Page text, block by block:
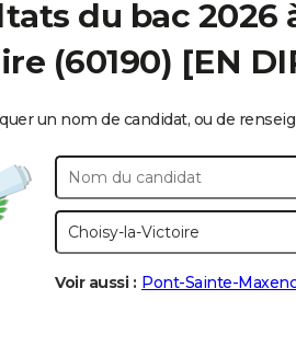
du bac 2026
(60190) [EN
un nom de candidat, ou de
Voir aussi : Pont-Sainte-